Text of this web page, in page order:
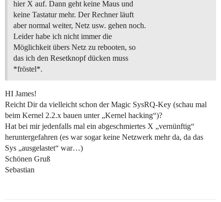
hier X auf. Dann geht keine Maus und
keine Tastatur mehr. Der Rechner läuft
aber normal weiter, Netz usw. gehen noch.
Leider habe ich nicht immer die
Möglichkeit übers Netz zu rebooten, so
das ich den Resetknopf dücken muss
*fröstel*.
HI James!
Reicht Dir da vielleicht schon der Magic SysRQ-Key (schau mal
beim Kernel 2.2.x bauen unter „Kernel hacking“)?
Hat bei mir jedenfalls mal ein abgeschmiertes X „vernünftig“
heruntergefahren (es war sogar keine Netzwerk mehr da, da das
Sys „ausgelastet“ war…)
Schönen Gruß
Sebastian